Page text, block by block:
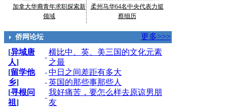
加拿大华裔青年求职探索新
领域
柔州马华64名中央代表力挺
蔡细历
侨网论坛
更多>>>
[异域唐
人]
[留学他
乡]
[寻根问
祖]
-
横比中、英、美三国的文化元素
之最
- 中日之间差距有多大
- 英国的那些事那些人
-
我好痛苦，要怎么样去原谅男朋
友